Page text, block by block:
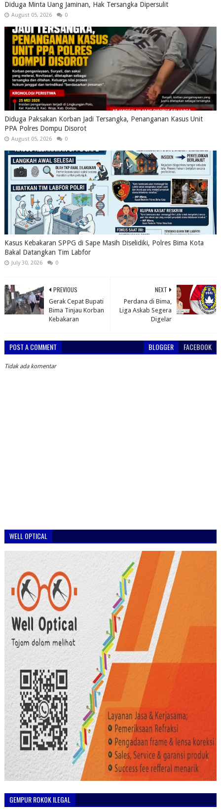
Diduga Minta Uang Jaminan, Hak Tersangka Dipersulit
August 05, 2026 0
Diduga Paksakan Korban Jadi Tersangka, Penanganan Kasus Unit
PPA Polres Dompu Disorot
August 05, 2026 0
Kasus Kebakaran SPPG di Sape Masih Diselidiki, Polres Bima Kota
Bakal Datangkan Tim Labfor
July 30, 2026 0
NEXT
Perdana di Bima,
Liga Askab Segera
Digelar
PREVIOUS
Gerak Cepat Bupati
Bima Tinjau Korban
Kebakaran
POST A COMMENT BLOGGER FACEBOOK
Tidak ada komentar
WELL OPTICAL
GEMPUR ROKOK ILEGAL